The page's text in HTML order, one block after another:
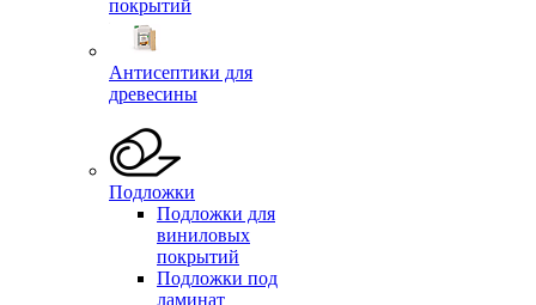
покрытий
Антисептики для
древесины
Подложки
Подложки для
виниловых
покрытий
Подложки под
ламинат